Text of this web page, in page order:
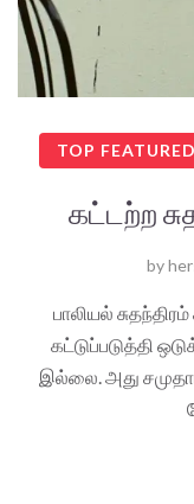
TOP FEATURED
கட்டற்ற
by
பாலியல்
கட்டுப்படுத்தி
இல்லை. அது